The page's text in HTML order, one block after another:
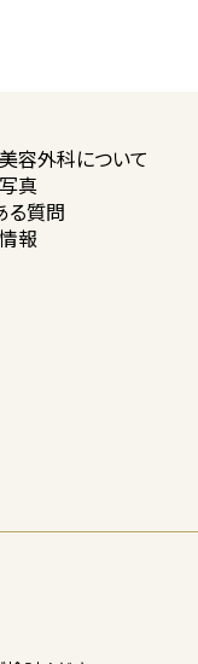
容外科について
真
る質問
報